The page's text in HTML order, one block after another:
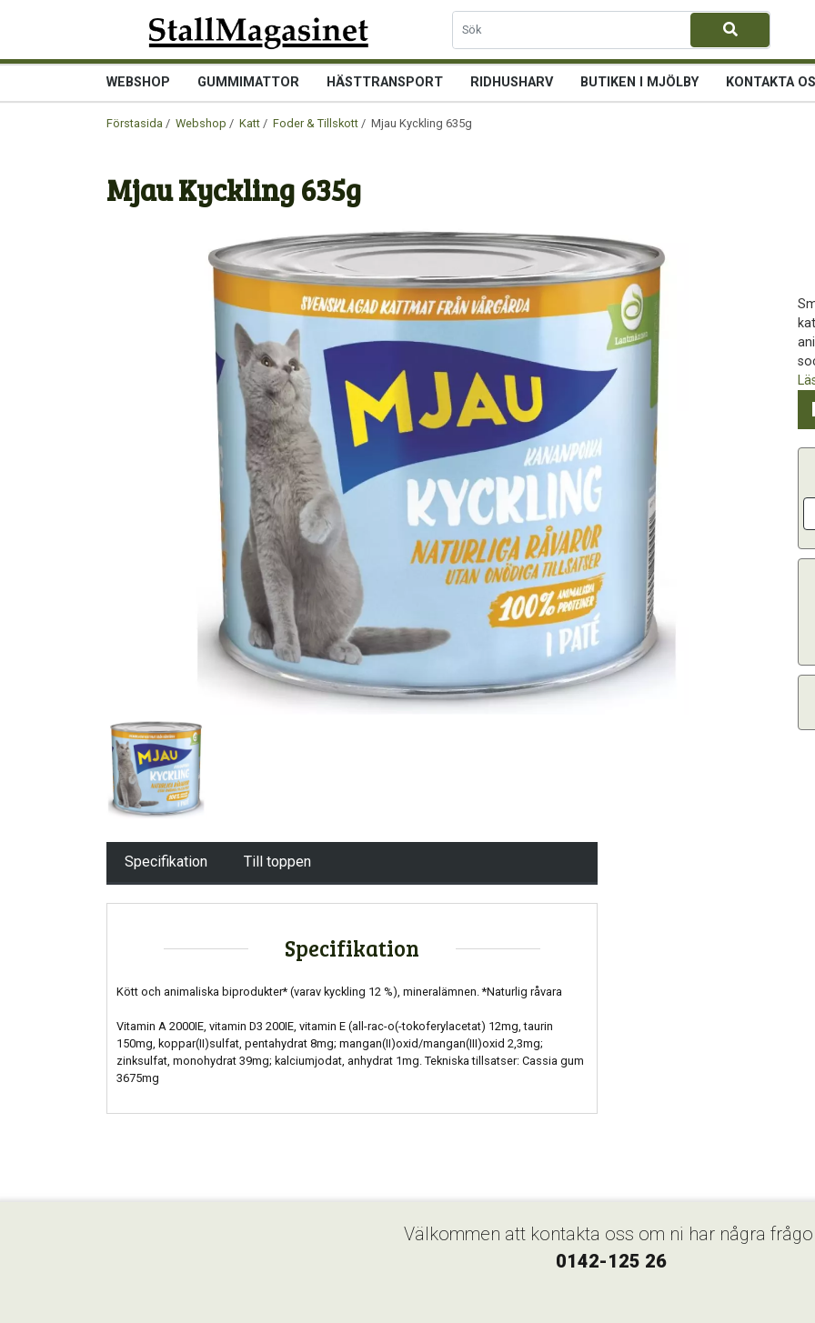
WEBSHOP GUMMIMATTOR HÄSTTRANSPORT RIDHUSHARV BUTIKEN I MJÖLBY KONTAKTA
Förstasida / Webshop / Katt / Foder & Tillskott / Mjau Kyckling 635g
Mjau Kyckling 635g
Specifikation Till toppen
Specifikation
Kött och animaliska biprodukter* (varav kyckling 12 %), mineralämnen. *Naturlig råvara
Vitamin A 2000IE, vitamin D3 200IE, vitamin E (all-rac-o(-tokoferylacetat) 12mg, taurin
150mg, koppar(II)sulfat, pentahydrat 8mg; mangan(II)oxid/mangan(III)oxid 2,3mg;
zinksulfat, monohydrat 39mg; kalciumjodat, anhydrat 1mg. Tekniska tillsatser: Cassia gum
3675mg
Välkommen att kontakta oss om ni har några
0142-125 26